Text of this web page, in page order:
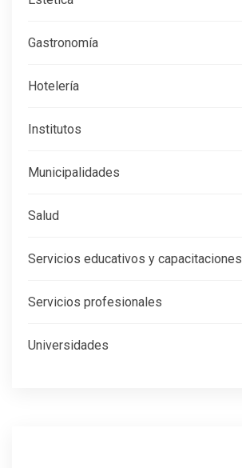
Gastronomía
Hotelería
Institutos
Municipalidades
Salud
Servicios educativos y capacitaciones
Servicios profesionales
Universidades